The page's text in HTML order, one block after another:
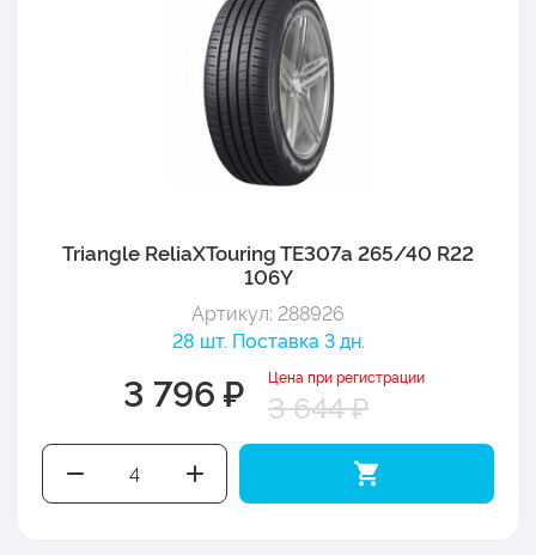
Triangle ReliaXTouring TE307a 265/40 R22
106Y
Артикул: 288926
28 шт. Поставка 3 дн.
3 796 ₽ Цена при регистрации
3 644 ₽